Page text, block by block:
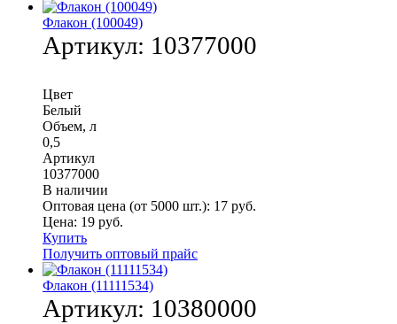
Флакон (100049)
Артикул: 10377000
Цвет
Белый
Объем, л
0,5
Артикул
10377000
В наличии
Оптовая цена (от 5000 шт.): 17 руб.
Цена: 19 руб.
Купить
Получить оптовый прайс
Флакон (11111534)
Артикул: 10380000